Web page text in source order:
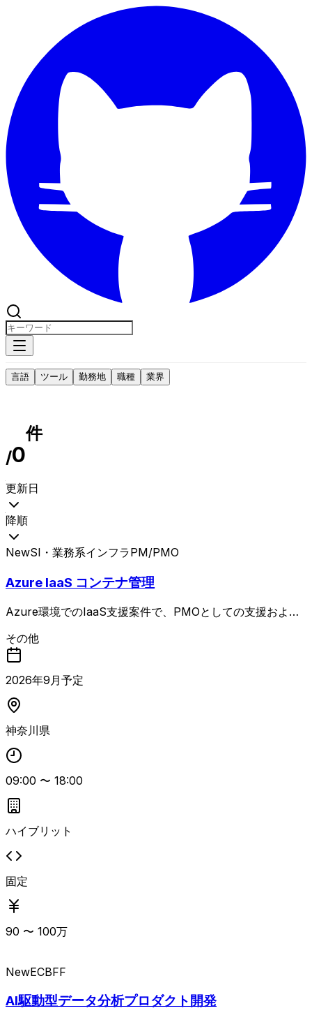
言語 ツール 勤務地 職種 業界
/0
件
更新日
降順
NewSI・業務系インフラPM/PMO
Azure IaaS コンテナ管理
Azure環境でのIaaS支援案件で、PMOとしての支援および
す。 Azureおよびコンテナ技術に関する知見を活かし、イ
ンフラ周りの調整や管理業務を行うポジションです。
その他
2026年9月予定
神奈川県
09:00 〜 18:00
ハイブリット
固定
90 〜 100万
NewECBFF
AI駆動型データ分析プロダクト開発